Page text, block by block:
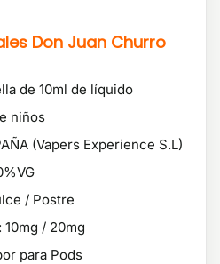
Don Juan Churro
de 10ml de líquido
niños
(Vapers Experience S.L)
/ Postre
/ 20mg
para Pods